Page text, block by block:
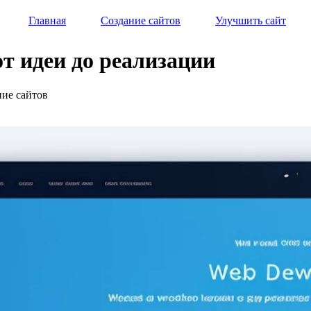
Главная Создание сайтов Улучшить сайт
идеи до реализации
сайтов